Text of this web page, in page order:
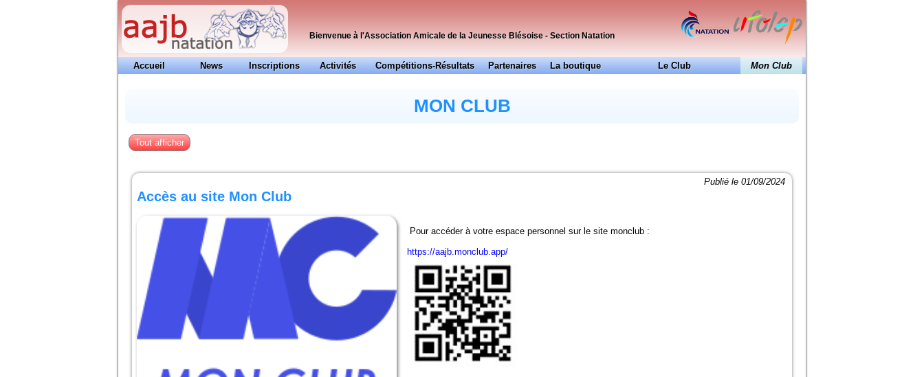
Bienvenue à l'Association Amicale de la Jeunesse Blésoise - Section Natation
Accueil
News Inscriptions Activités
Compétitions-Résultats
Presse
Partenaires La boutique
Le Club
Mon Club
MON CLUB
Tout afficher
Accès au site Mon Club
Publié le 01/09/2024
Pour accéder à votre espace personnel sur le site monclub :
https://aajb.monclub.app/